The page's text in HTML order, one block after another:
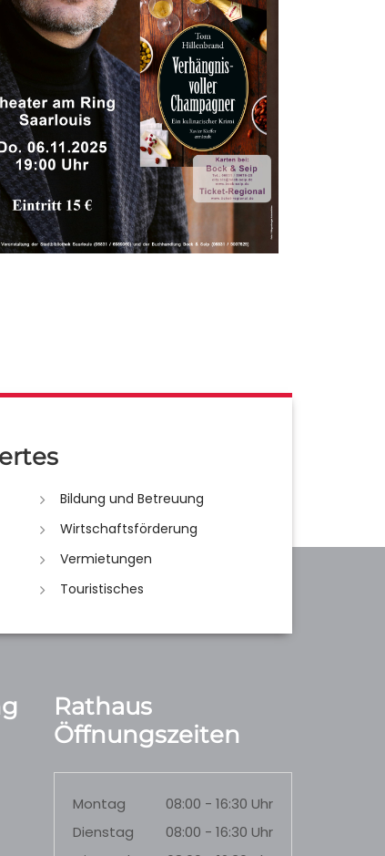
Bildung und Betreuung
Wirtschaftsförderung
Vermietungen
Touristisches
Rathaus
Öffnungszeiten
Montag
08:00 - 16:30 Uhr
Dienstag
08:00 - 16:30 Uhr